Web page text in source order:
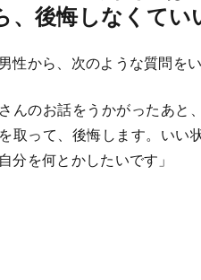
、後悔しなくてい
性から、次のような質問を
さんのお話をうかがったあ
取って、後悔します。いい
分を何とかしたいです」